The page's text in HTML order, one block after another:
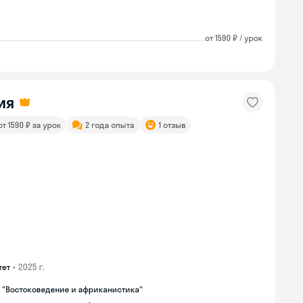
от 1590 ₽ / урок
1590 ₽ за урок 2 года опыта 1 отзыв
• 2025 г.
и африканистика"